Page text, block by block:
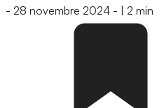
- 28 novembre 2024 - 2 min